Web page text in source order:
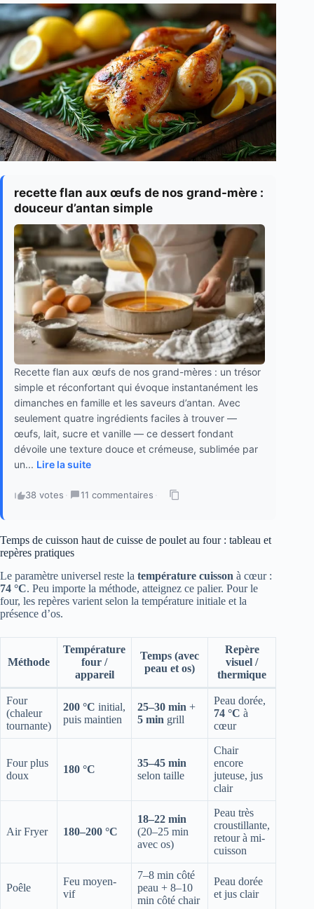
recette flan aux œufs de nos grand-mère :
douceur d’antan simple
Recette flan aux œufs de nos grand-mères : un trésor
simple et réconfortant qui évoque instantanément les
dimanches en famille et les saveurs d’antan. Avec
seulement quatre ingrédients faciles à trouver —
œufs, lait, sucre et vanille — ce dessert fondant
dévoile une texture douce et crémeuse, sublimée par
un... Lire la suite
38 votes · 11 commentaires ·
Temps de cuisson haut de cuisse de poulet au four : tableau et
repères pratiques
Le paramètre universel reste la température cuisson à cœur :
74 °C. Peu importe la méthode, atteignez ce palier. Pour le
four, les repères varient selon la température initiale et la
présence d’os.
Méthode
Température
four /
appareil
Temps (avec
peau et os)
Repère
visuel /
thermique
Four
(chaleur
tournante)
200 °C initial,
puis maintien
25–30 min +
5 min grill
Peau dorée,
74 °C à
cœur
Four plus
doux
180 °C
35–45 min
selon taille
Chair
encore
juteuse, jus
clair
Air Fryer 180–200 °C
18–22 min
(20–25 min
avec os)
Peau très
croustillante,
retour à mi-
cuisson
Poêle
Feu moyen-
vif
7–8 min côté
peau + 8–10
min côté chair
Peau dorée
et jus clair